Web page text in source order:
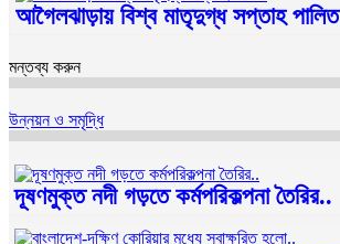
আগৈলঝাড়ায় বিশ্ব মাতৃদুগ্ধ সপ্তাহ পালিত
মন্তব্য করুন
উন্নয়ন ও সমৃদ্ধি
দূষণমুক্ত নদী গড়তে কর্মপরিকল্পনা তৈরির..